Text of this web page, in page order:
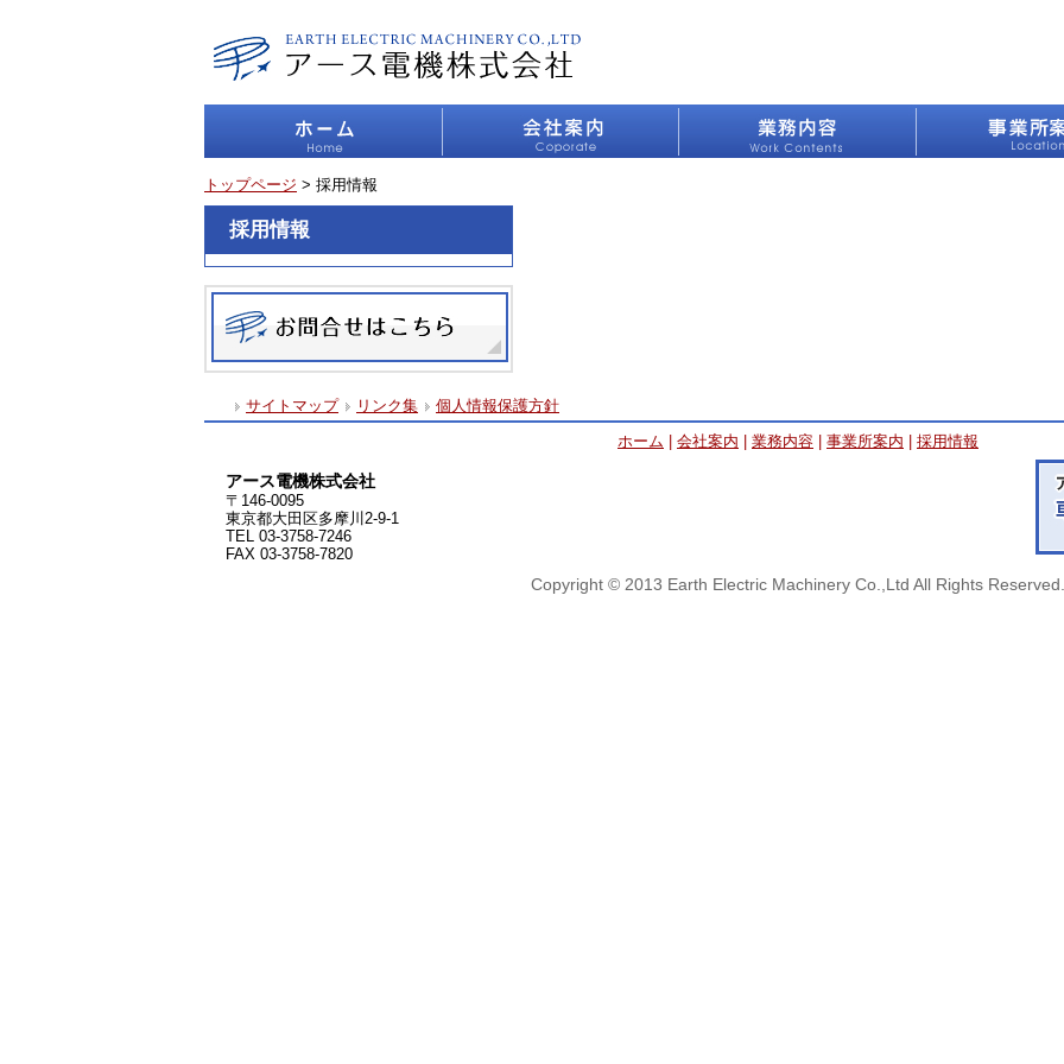
トップページ > 採用情報
採用情報
サイトマップ リンク集
個人情報保護方針
ホーム
会社案内 業務内容 事業所案内 採用情報
アース電機株式会社
〒146-0095
東京都大田区多摩川2-9-1
TEL 03-3758-7246
FAX 03-3758-7820
Copyright © 2013 Earth Electric Machinery Co.,Ltd All Rights Reserved.